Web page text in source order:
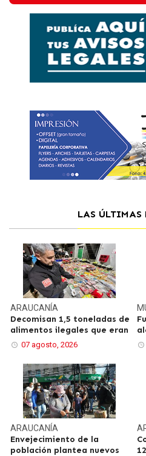
LAS
ARAUCANÍA
Decomisan 1,5 toneladas de
alimentos ilegales que eran
07 agosto, 2026
ARAUCANÍA
Envejecimiento de la
población plantea nuevos